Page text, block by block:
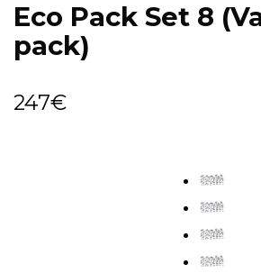
Eco Pack Set 8
pack)
247€